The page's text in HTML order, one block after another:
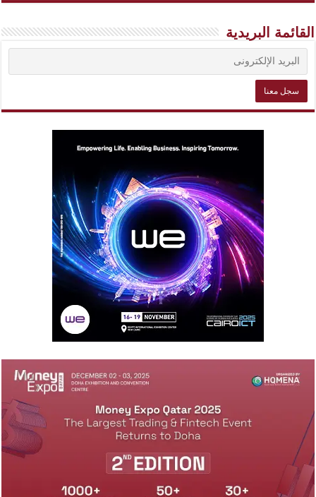
القائمة البريدية